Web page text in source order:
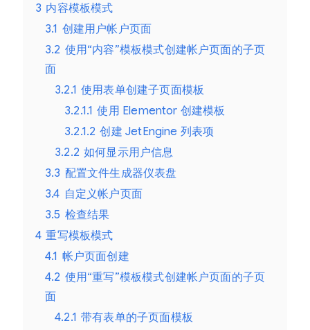
3 内容模板模式
3.1 创建用户帐户页面
3.2 使用“内容”模板模式创建帐户页面的子页
面
3.2.1 使用表单创建子页面模板
3.2.1.1 使用 Elementor 创建模板
3.2.1.2 创建 JetEngine 列表项
3.2.2 如何显示用户信息
3.3 配置文件生成器仪表盘
3.4 自定义帐户页面
3.5 检查结果
4 重写模板模式
4.1 帐户页面创建
4.2 使用“重写”模板模式创建帐户页面的子页
面
4.2.1 带有表单的子页面模板